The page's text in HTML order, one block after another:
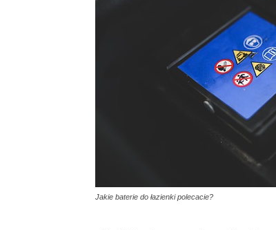
Jakie baterie do łazienki polecacie?